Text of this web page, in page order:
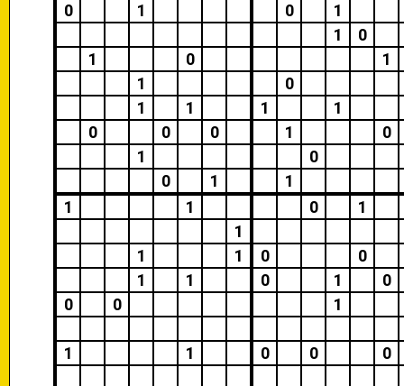
0 1 0
1
1
0
1
0
1
1
0
1
1 1
1
0
0 0 1
0
1
0
0
1
1
1
1 0
1
1
1
1 0
0
1
1 0 1
0
0
0 1
1 1 0 0 0